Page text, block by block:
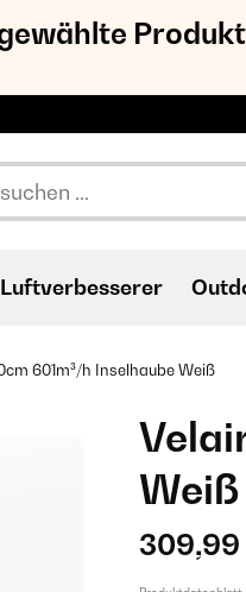
Luftverbesserer
601m³/h Inselhaube Weiß
Weiß
309,99